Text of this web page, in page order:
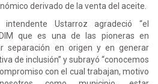
derivado de la venta del aceite.
Ustarroz agradeció “el
que es una de las pioneras en
separación en origen y en generar
de inclusión” y subrayó “conocemos
con el cual trabajan, motivo